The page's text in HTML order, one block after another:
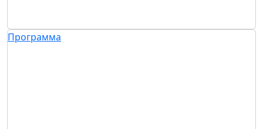
Программа